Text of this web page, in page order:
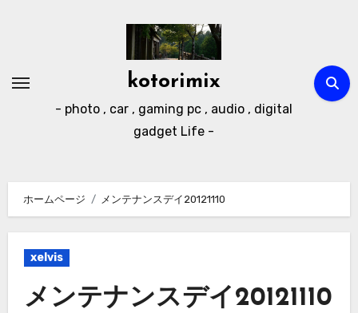
kotorimix
- photo , car , gaming pc , audio , digital
gadget Life -
ホームページ メンテナンスデイ20121110
xelvis
メンテナンスデイ20121110